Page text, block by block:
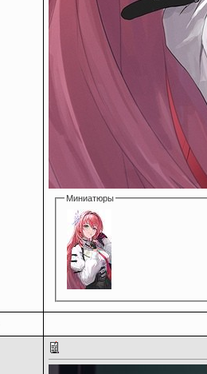
Миниатюры